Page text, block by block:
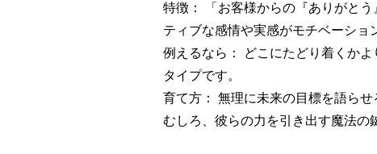
特徴： 「お客様からの『ありがと
ティブな感情や実感がモチベーショ
例えるなら： どこにたどり着くか
タイプです。
育て方： 無理に未来の目標を語らせ
むしろ、彼らの力を引き出す魔法の